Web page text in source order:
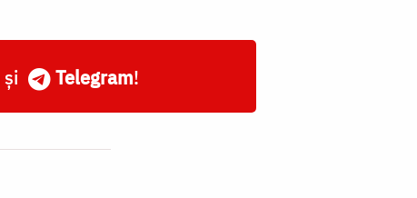
și Telegram!